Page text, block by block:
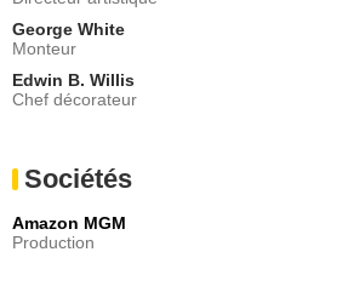
George White
Monteur
Edwin B. Willis
Chef décorateur
Sociétés
Amazon MGM
Production